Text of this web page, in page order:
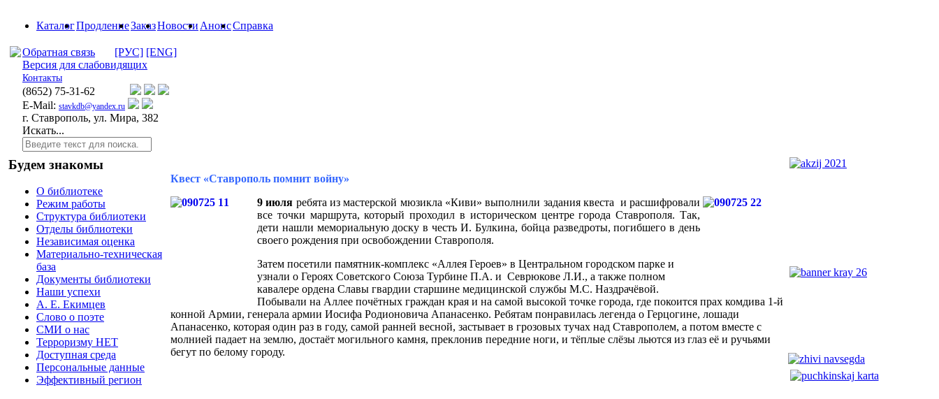
КаталогПродлениеЗаказНовости АнонсСправка
Обратная связь [РУС] [ENG]
Версия для слабовидящих
Контакты
(8652) 75-31-62
E-Mail: stavkdb@yandex.ru
г. Ставрополь, ул. Мира, 382
Искать...
Будем знакомы
О библиотеке
Режим работы
Структура библиотеки
Отделы библиотеки
Независимая оценка
Материально-техническая
база
Документы библиотеки
Наши успехи
А. Е. Екимцев
Слово о поэте
СМИ о нас
Терроризму НЕТ
Доступная среда
Персональные данные
Эффективный регион
Квест «Ставрополь помнит войну»
9 июля ребята из мастерской мюзикла «Киви» выполнили задания квеста и расшифровали
все точки маршрута, который проходил в историческом центре города Ставрополя. Так,
дети нашли мемориальную доску в честь И. Булкина, бойца разведроты, погибшего в день
своего рождения при освобождении Ставрополя.
Затем посетили памятник-комплекс «Аллея Героев» в Центральном городском парке и
узнали о Героях Советского Союза Турбине П.А. и Севрюкове Л.И., а также полном
кавалере ордена Славы гвардии старшине медицинской службы М.С. Наздрачёвой.
Побывали на Аллее почётных граждан края и на самой высокой точке города, где покоится прах комдива 1-й
конной Армии, генерала армии Иосифа Родионовича Апанасенко. Ребятам понравилась легенда о Герцогине, лошади
Апанасенко, которая один раз в году, самой ранней весной, застывает в грозовых тучах над Ставрополем, а потом вместе с
молнией падает на землю, достаёт могильного камня, преклонив передние ноги, и тёплые слёзы льются из глаз её и ручьями
бегут по белому городу.